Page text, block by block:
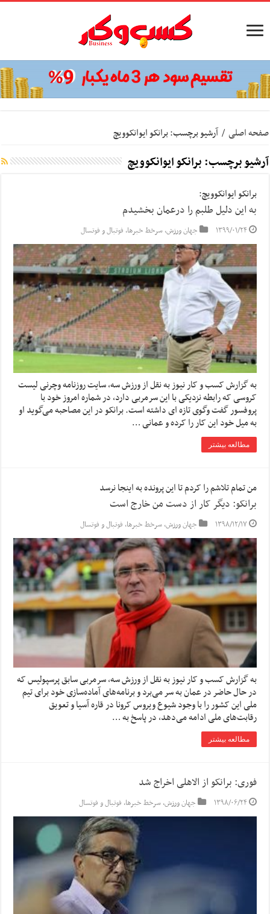
صفحه اصلی / آرشیو برچسب: برانکو ایوانکوویچ
آرشیو برچسب:برانکو ایوانکوویچ
برانکو ایوانکوویچ:
به این دلیل طلبم را درعمان بخشیدم
۱۳۹۹/۰۱/۲۴ جهان ورزش,سرخط خبرها, فوتبال و فوتسال
به گزارش کسب و کار نیوز به نقل از ورزش سه, سایت روزنامه وچرنی لیست
کروسی که رابطه نزدیکی با این سرمربی دارد، در شماره امروز خود با
پروفسور گفت وگوی تازه ای داشته است. برانکو در این مصاحبه می‌گوید او
به میل خود این کار را کرده و عمانی …
مطالعه بیشتر
من تمام تلاشم را کردم تا این پرونده به اینجا نرسد
برانکو: دیگر کار از دست من خارج است
۱۳۹۸/۱۲/۱۷ جهان ورزش,سرخط خبرها, فوتبال و فوتسال
به گزارش کسب و کار نیوز به نقل از ورزش سه, سرمربی سابق پرسپولیس که
در حال حاضر در عمان به سر می‌برد و برنامه‌های آماده‌سازی خود برای تیم
ملی این کشور را با وجود شیوع ویروس کرونا در قاره آسیا و تعویق
رقابت‌های ملی ادامه می‌دهد، در پاسخ به …
مطالعه بیشتر
فوری: برانکو از الاهلی اخراج شد
۱۳۹۸/۰۶/۲۴ جهان ورزش,سرخط خبرها, فوتبال و فوتسال